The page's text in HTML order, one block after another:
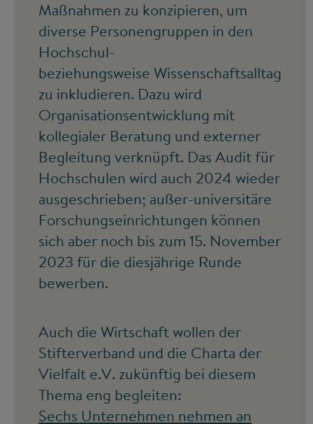
Maßnahmen zu konzipieren, um
diverse Personengruppen in den
Hochschul-
beziehungsweise Wissenschaftsalltag
zu inkludieren. Dazu wird
Organisationsentwicklung mit
kollegialer Beratung und externer
Begleitung verknüpft. Das Audit für
Hochschulen wird auch 2024 wieder
ausgeschrieben; außer-universitäre
Forschungseinrichtungen können
sich aber noch bis zum 15. November
2023 für die diesjährige Runde
bewerben.
Auch die Wirtschaft wollen der
Stifterverband und die Charta der
Vielfalt e.V. zukünftig bei diesem
Thema eng begleiten:
Sechs Unternehmen nehmen an